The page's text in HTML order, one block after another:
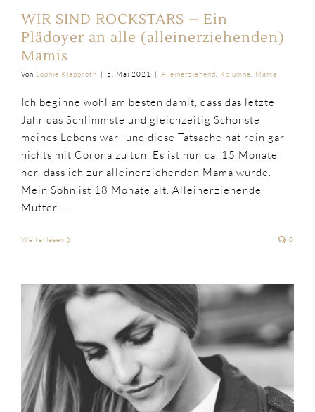
WIR SIND ROCKSTARS – Ein
Plädoyer an alle (alleinerziehenden)
Mamis
Von Sophie Klapproth | 5. Mai 2021 | Alleinerziehend, Kolumne, Mama
Ich beginne wohl am besten damit, dass das letzte
Jahr das Schlimmste und gleichzeitig Schönste
meines Lebens war- und diese Tatsache hat rein gar
nichts mit Corona zu tun. Es ist nun ca. 15 Monate
her, dass ich zur alleinerziehenden Mama wurde.
Mein Sohn ist 18 Monate alt. Alleinerziehende
Mutter. ...
Weiterlesen 0